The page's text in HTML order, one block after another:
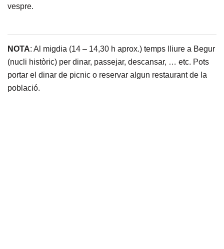
vespre.
NOTA: Al migdia (14 – 14,30 h aprox.) temps lliure a Begur
(nucli històric) per dinar, passejar, descansar, … etc. Pots
portar el dinar de picnic o reservar algun restaurant de la
població.